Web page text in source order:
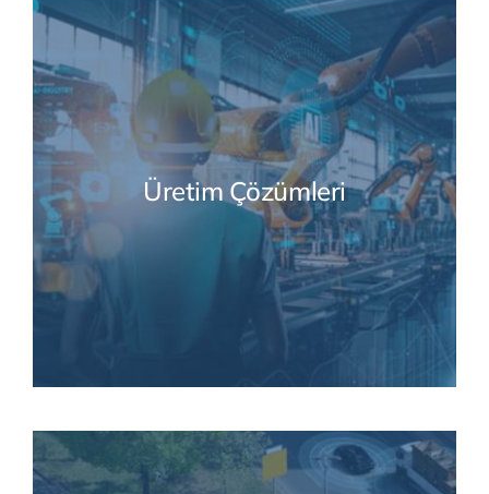
Üretim Çözümleri